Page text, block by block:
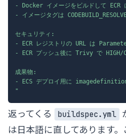
- Docker イメージをビルドして ECR
- イメージタグは
セキュリティ:
- ECR レジストリの URL は
- ECR プッシュ後に Trivy で HIGH/
成果物:
- ECS デプロイ用に
"
返ってくる buildspec.yml
は日本語に直してあります